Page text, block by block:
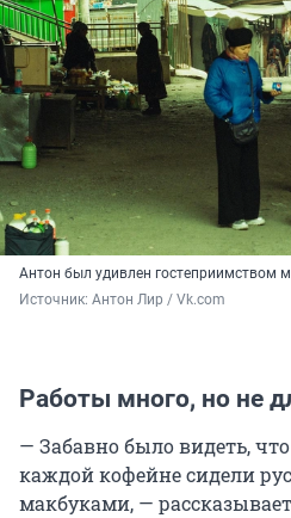
Антон был удивлен гостеприимством
Источник: Антон Лир / Vk.com
Работы много, но не
— Забавно было видеть,
каждой кофейне сидели
макбуками, —